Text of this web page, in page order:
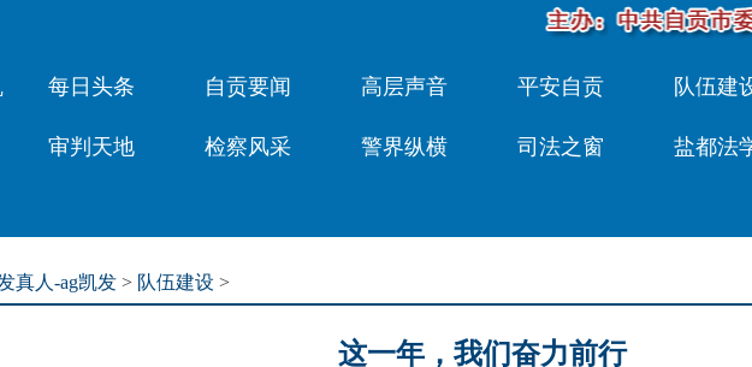
每日头条 自贡要闻 高层声音 平安自贡 队伍建
审判天地 检察风采 警界纵横 司法之窗 盐都法
真人-ag凯发 > 队伍建设 >
这一年，我们奋力前行